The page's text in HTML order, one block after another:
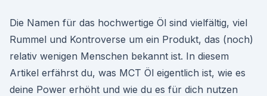
Die Namen für das hochwertige Öl sind vielfältig, viel
Rummel und Kontroverse um ein Produkt, das (noch)
relativ wenigen Menschen bekannt ist. In diesem
Artikel erfährst du, was MCT Öl eigentlich ist, wie es
deine Power erhöht und wie du es für dich nutzen